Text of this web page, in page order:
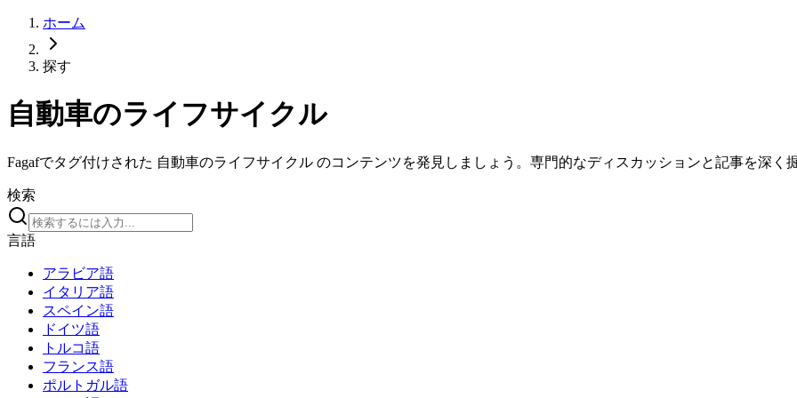
ホーム
探す
自動車のライフサイクル
Fagafでタグ付けされた 自動車のライフサイクル のコンテンツを発見しましょう。専門的なディスカッションと記事を深く
検索
言語
アラビア語
イタリア語
スペイン語
ドイツ語
トルコ語
フランス語
ポルトガル語